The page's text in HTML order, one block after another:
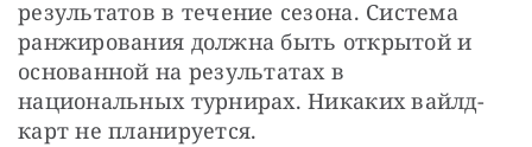
результатов в течение сезона. Система
ранжирования должна быть открытой и
основанной на результатах в
национальных турнирах. Никаких вайлд-
карт не планируется.